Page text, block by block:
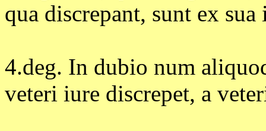
qua discrepant, sunt ex
4.deg. In dubio num
veteri iure discrepet, a